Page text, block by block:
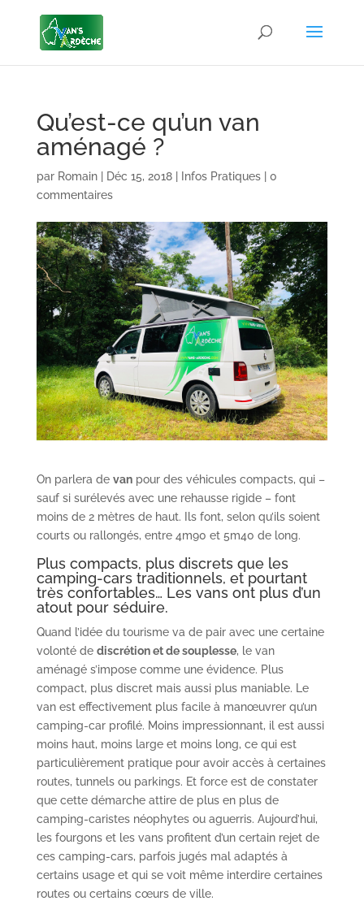
Qu’est-ce qu’un van
aménagé ?
par Romain| Déc 15, 2018| Infos Pratiques| 0
commentaires
On parlera de vanpour des véhicules compacts, qui –
sauf si surélevés avec une rehausse rigide – font
moins de 2 mètres de haut. Ils font, selon qu’ils soient
courts ou rallongés, entre 4m90 et 5m40 de long.
Plus compacts, plus discrets que les
camping-cars traditionnels, et pourtant
très confortables… Les vans ont plus d’un
atout pour séduire.
Quand l’idée du tourisme va de pair avec une certaine
volonté de discrétion et de souplesse, le van
aménagé s’impose comme une évidence. Plus
compact, plus discret mais aussi plus maniable. Le
van est effectivement plus facile à manœuvrer qu’un
camping-car profilé. Moins impressionnant, il est aussi
moins haut, moins large et moins long, ce qui est
particulièrement pratique pour avoir accès à certaines
routes, tunnels ou parkings. Et force est de constater
que cette démarche attire de plus en plus de
camping-caristes néophytes ou aguerris. Aujourd’hui,
les fourgons et les vans profitent d’un certain rejet de
ces camping-cars, parfois jugés mal adaptés à
certains usage et qui se voit même interdire certaines
routes ou certains cœurs de ville.